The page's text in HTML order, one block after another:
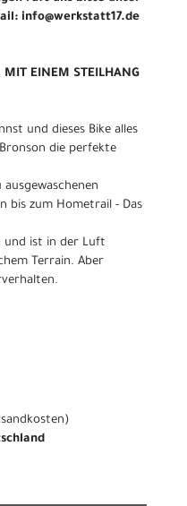
info@werkstatt17.de
MIT EINEM STEILHANG
und dieses Bike alles
die perfekte
bis zum Hometrail - Das
und ist in der Luft
Terrain. Aber
)